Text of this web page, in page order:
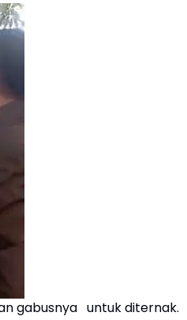
gabusnya untuk diternak.